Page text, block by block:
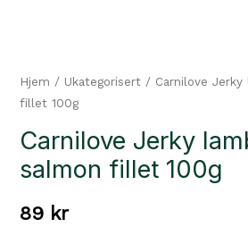
Hjem / Ukategorisert / Carnilove
fillet 100g
Carnilove Jerky
salmon fillet 100g
89 kr